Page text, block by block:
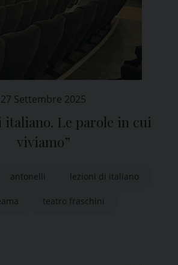
27 Settembre 2025
italiano. Le parole in cui
viviamo”
antonelli lezioni di italiano
teatro fraschini